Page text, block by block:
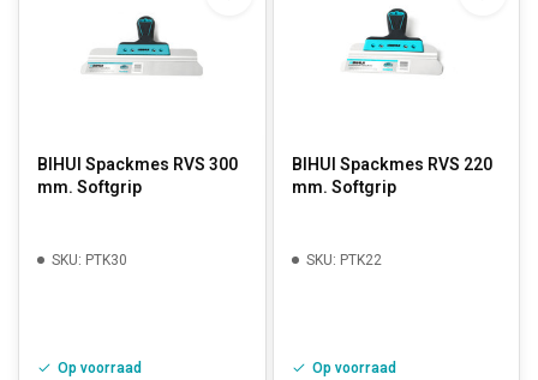
BIHUI Spackmes RVS 300
mm. Softgrip
SKU: PTK30
Op voorraad
BIHUI Spackmes RVS 220
mm. Softgrip
SKU: PTK22
Op voorraad